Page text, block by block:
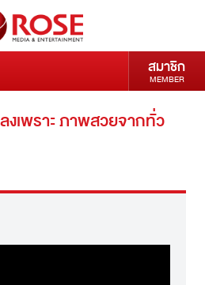
สมาชิก
MEMBER
เพราะ ภาพสวยจากทั่ว